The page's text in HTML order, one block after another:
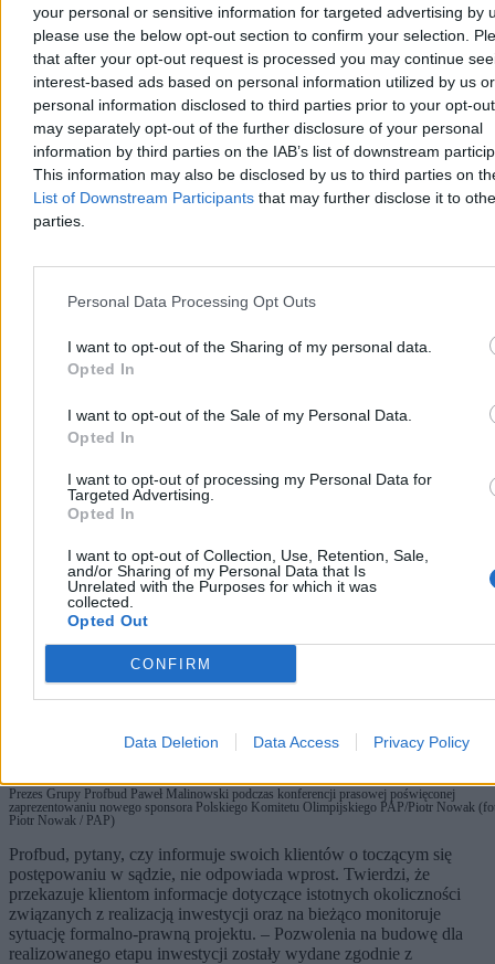
your personal or sensitive information for targeted advertising by
please use the below opt-out section to confirm your selection.
that after your opt-out request is processed you may continue
interest-based ads based on personal information utilized by us or
personal information disclosed to third parties prior to your opt-
may separately opt-out of the further disclosure of your personal
information by third parties on the IAB’s list of downstream
This information may also be disclosed by us to third parties on
List of Downstream Participants that may further disclose it to
parties.
Personal Data Processing Opt Outs
I want to opt-out of the Sharing of my personal data.
Opted In
I want to opt-out of the Sale of my Personal Data.
Opted In
I want to opt-out of processing my Personal Data for
Targeted Advertising.
Opted In
I want to opt-out of Collection, Use, Retention, Sale,
and/or Sharing of my Personal Data that Is
Unrelated with the Purposes for which it was
collected.
Opted Out
CONFIRM
Data Deletion Data Access Privacy Policy
Profbud podkreśla, że samo prowadzenie postępowania przed
Wojewódzkim Sądem Administracyjnym nie zmienia
obowiązywania planu miejscowego ani statusu wydanych decyzji
administracyjnych. – Postępowanie jest w toku, a ewentualne
rozstrzygnięcie WSA w I instancji nie kończy sprawy prawomocnie
– stronom przysługuje jeszcze skarga kasacyjna do Naczelnego
Sądu Administracyjnego – mówi Aida Bella, dyrektor ds.
komunikacji i PR w Profbudzie i dodaje, że gmina Lesznowola
proceduje właśnie plan ogólny, który przewiduje zabudowę
mieszkaniową na terenach należących do dewelopera.
wydane inwestorowi działającemu w dobrej wierze, w oparciu o
przewiduje ochronę stabilności ostatecznych decyzji
ma istotne znaczenie zarówno dla inwestora, jak i nabywców
Ewentualne postępowanie dotyczące planu miejscowego nie
ani zawartych umów z klientami.
Prezes Grupy Profbud Paweł Malinowski podczas konferencji prasowej poświęconej
zaprezentowaniu nowego sponsora Polskiego Komitetu Olimpijskiego PAP/Piotr Nowak
Piotr Nowak / PAP)
Profbud, pytany, czy informuje swoich klientów o toczącym się
postępowaniu w sądzie, nie odpowiada wprost. Twierdzi, że
przekazuje klientom informacje dotyczące istotnych okoliczności
związanych z realizacją inwestycji oraz na bieżąco monitoruje
sytuację formalno-prawną projektu. – Pozwolenia na budowę dla
realizowanego etapu inwestycji zostały wydane zgodnie z